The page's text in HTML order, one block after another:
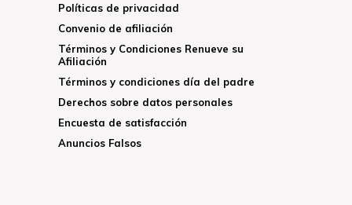
Políticas de privacidad
Convenio de afiliación
Términos y Condiciones Renueve su
Afiliación
Términos y condiciones día del padre
Derechos sobre datos personales
Encuesta de satisfacción
Anuncios Falsos